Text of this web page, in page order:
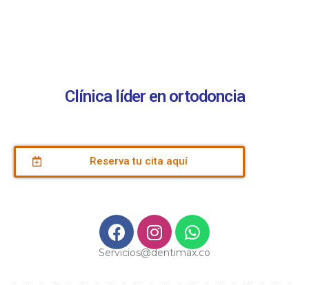
Clínica líder en ortodoncia
Reserva tu cita aquí
Servicios@dentimax.co